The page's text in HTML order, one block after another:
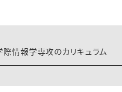
際情報学専攻のカリキュラム